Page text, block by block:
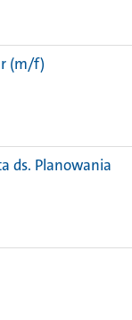
(m/f)
ds. Planowania